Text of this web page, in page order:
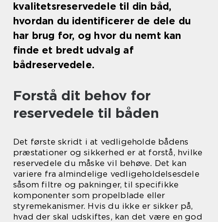
kvalitetsreservedele til din båd,
hvordan du identificerer de dele du
har brug for, og hvor du nemt kan
finde et bredt udvalg af
bådreservedele.
Forstå dit behov for
reservedele til båden
Det første skridt i at vedligeholde bådens
præstationer og sikkerhed er at forstå, hvilke
reservedele du måske vil behøve. Det kan
variere fra almindelige vedligeholdelsesdele
såsom filtre og pakninger, til specifikke
komponenter som propelblade eller
styremekanismer. Hvis du ikke er sikker på,
hvad der skal udskiftes, kan det være en god